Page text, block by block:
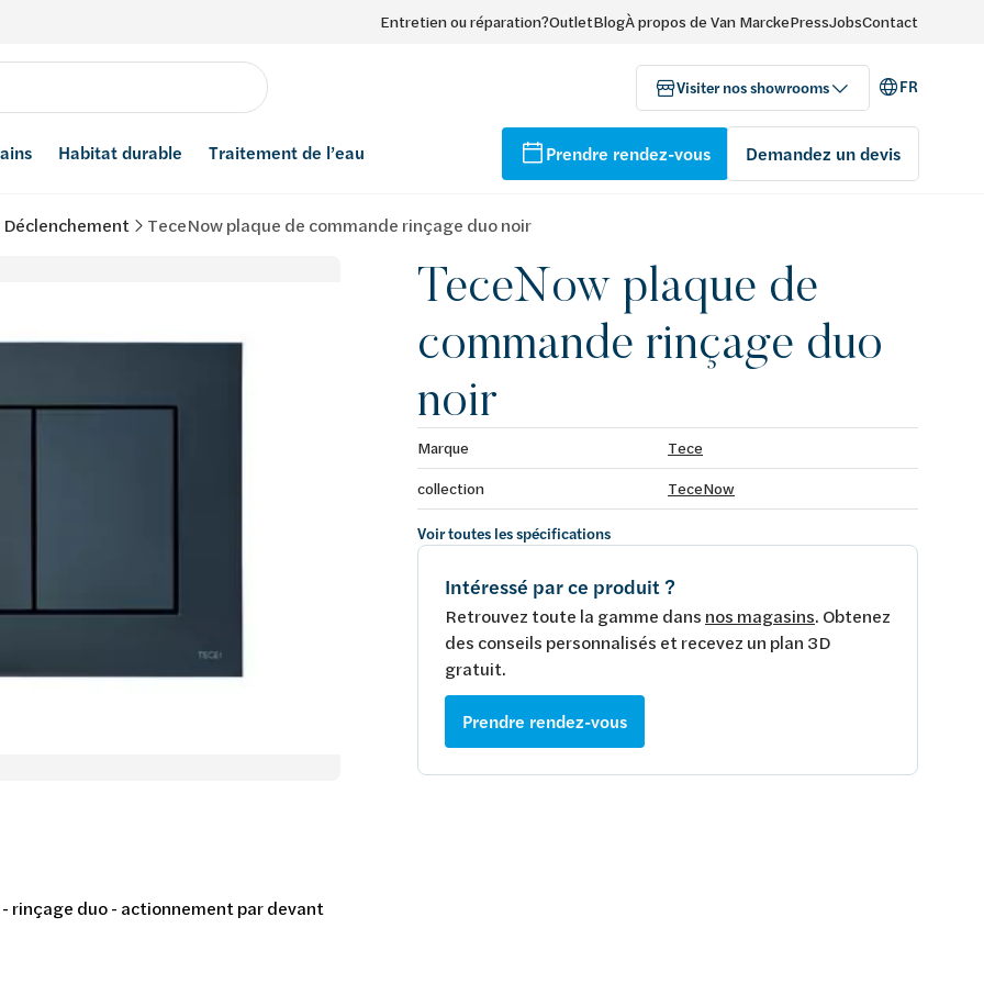
Entretien ou réparation?OutletBlogÀ propos de Van MarckePressJobsContact
Visiter nos showrooms FR
Habitat durable Traitement de l’eau Prendre rendez-vous Demandez un devis
Déclenchement TeceNow plaque de commande rinçage duo noir
TeceNow plaque de
commande rinçage duo
noir
Marque
Tece
collection
TeceNow
Voir toutes les spécifications
Intéressé par ce produit ?
Retrouvez toute la gamme dans nos magasins. Obtenez
des conseils personnalisés et recevez un plan 3D
gratuit.
Prendre rendez-vous
rinçage duo - actionnement par devant